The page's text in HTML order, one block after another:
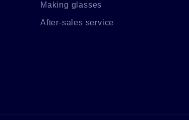
Making glasses
After-sales service